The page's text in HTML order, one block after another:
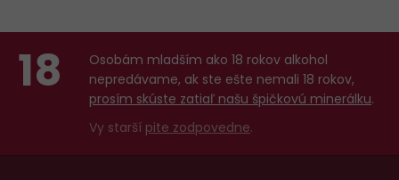
18
Osobám mladším ako 18 rokov alkohol
nepredávame, ak ste ešte nemali 18 rokov,
prosím skúste zatiaľ našu špičkovú minerálku.
Vy starší pite zodpovedne.